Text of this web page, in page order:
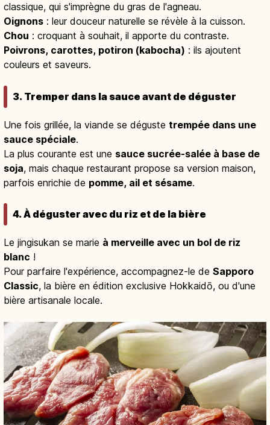
classique, qui s'imprègne du gras de l'agneau.
Oignons : leur douceur naturelle se révèle à la cuisson.
Chou : croquant à souhait, il apporte du contraste.
Poivrons, carottes, potiron (kabocha) : ils ajoutent
couleurs et saveurs.
3. Tremper dans la sauce avant de déguster
Une fois grillée, la viande se déguste trempée dans une
sauce spéciale.
La plus courante est une sauce sucrée-salée à base de
soja, mais chaque restaurant propose sa version maison,
parfois enrichie de pomme, ail et sésame.
4. À déguster avec du riz et de la bière
Le jingisukan se marie à merveille avec un bol de riz
blanc !
Pour parfaire l'expérience, accompagnez-le de Sapporo
Classic, la bière en édition exclusive Hokkaidō, ou d'une
bière artisanale locale.